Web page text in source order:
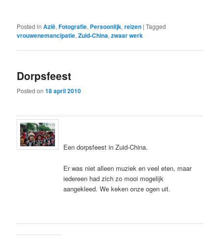
Posted in Azië,Fotografie, Persoonlijk,reizen |Tagged
vrouwenemancipatie,Zuid-China,zwaar werk
Dorpsfeest
Posted on18 april 2010
Een dorpsfeest in Zuid-China.
Er was niet alleen muziek en veel eten, maar
iedereen had zich zo mooi mogelijk
aangekleed. We keken onze ogen uit.